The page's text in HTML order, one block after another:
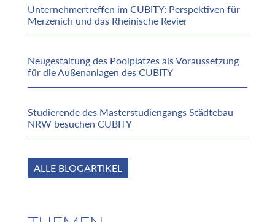
Unternehmertreffen im CUBITY: Perspektiven für
Merzenich und das Rheinische Revier
Neugestaltung des Poolplatzes als Voraussetzung
für die Außenanlagen des CUBITY
Studierende des Masterstudiengangs Städtebau
NRW besuchen CUBITY
ALLE BLOGARTIKEL